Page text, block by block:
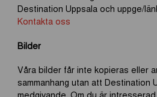
Destination Uppsala och uppge/
Kontakta oss
Bilder
Våra bilder får inte kopieras eller
sammanhang utan att Destination
medgivande. Om du är